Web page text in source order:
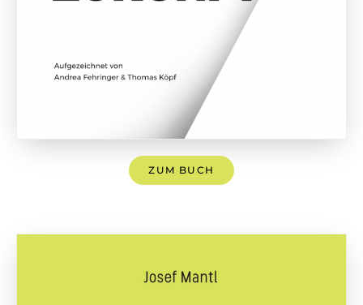
ZUM BUCH